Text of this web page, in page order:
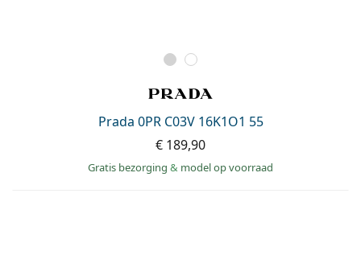
Prada 0PR C03V 16K1O1 55
€ 189,90
Gratis bezorging & model op voorraad